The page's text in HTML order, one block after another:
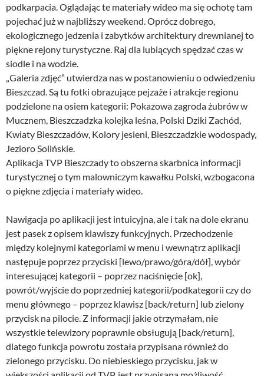
podkarpacia. Oglądając te materiały wideo ma się ochotę tam
pojechać już w najbliższy weekend. Oprócz dobrego,
ekologicznego jedzenia i zabytków architektury drewnianej to
piękne rejony turystyczne. Raj dla lubiących spędzać czas w
siodle i na wodzie.
„Galeria zdjęć” utwierdza nas w postanowieniu o odwiedzeniu
Bieszczad. Są tu fotki obrazujące pejzaże i atrakcje regionu
podzielone na osiem kategorii: Pokazowa zagroda żubrów w
Mucznem, Bieszczadzka kolejka leśna, Polski Dziki Zachód,
Kwiaty Bieszczadów, Kolory jesieni, Bieszczadzkie wodospady,
Jezioro Solińskie.
Aplikacja TVP Bieszczady to obszerna skarbnica informacji
turystycznej o tym malowniczym kawałku Polski, wzbogacona
o piękne zdjęcia i materiały wideo.
Nawigacja po aplikacji jest intuicyjna, ale i tak na dole ekranu
jest pasek z opisem klawiszy funkcyjnych. Przechodzenie
między kolejnymi kategoriami w menu i wewnątrz aplikacji
następuje poprzez przyciski [lewo/prawo/góra/dół], wybór
interesującej kategorii – poprzez naciśnięcie [ok],
powrót/wyjście do poprzedniej kategorii/podkategorii czy do
menu głównego – poprzez klawisz [back/return] lub zielony
przycisk na pilocie. Z informacji jakie otrzymałam, nie
wszystkie telewizory poprawnie obsługują [back/return],
dlatego funkcja powrotu została przypisana również do
zielonego przycisku. Do niebieskiego przycisku, jak w